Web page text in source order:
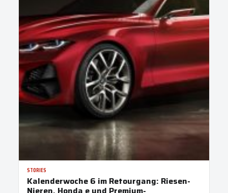
STORIES
Kalenderwoche 6 im Retourgang: Riesen-